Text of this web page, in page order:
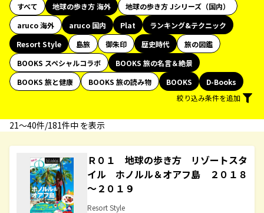
すべて 地球の歩き方 海外
地球の歩き方 Jシリーズ（国内）
aruco 海外
aruco 国内 Plat
ランキング&テクニック
Resort Style
島旅 御朱印 歴史時代
旅の図鑑
BOOKS スペシャルコラボ
BOOKS 旅の名言＆絶景
BOOKS 旅と健康
BOOKS 旅の読み物 BOOKS
D-Books
絞り込み条件を追加
21〜40件/181件中 を表示
Ｒ０１ 地球の歩き方 リゾートスタ
イル ホノルル＆オアフ島 ２０１８
～２０１９
Resort Style